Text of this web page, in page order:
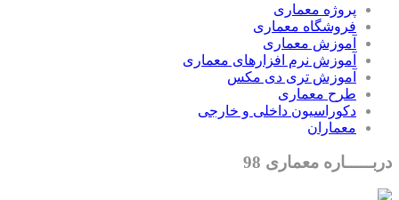
پروژه معماری
فروشگاه معماری
آموزش معماری
آموزش نرم افزارهای معماری
آموزش تری دی مکس
طرح معماری
دکوراسیون داخلی و خارجی
معماران
دربـــــاره معماری 98